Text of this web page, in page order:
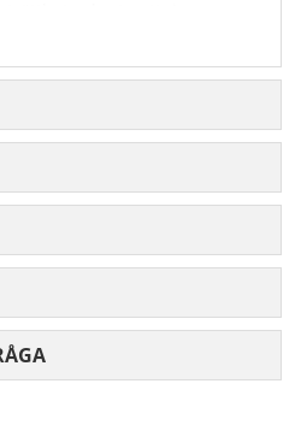
i animaliska råvaror är
veganer att tänka på att få i